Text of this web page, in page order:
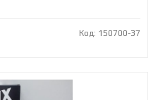
Код: 150700-37